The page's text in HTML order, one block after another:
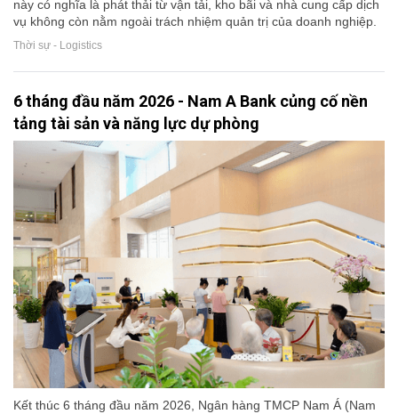
này có nghĩa là phát thải từ vận tải, kho bãi và nhà cung cấp dịch
vụ không còn nằm ngoài trách nhiệm quản trị của doanh nghiệp.
Thời sự - Logistics
6 tháng đầu năm 2026 - Nam A Bank củng cố nền
tảng tài sản và năng lực dự phòng
Kết thúc 6 tháng đầu năm 2026, Ngân hàng TMCP Nam Á (Nam